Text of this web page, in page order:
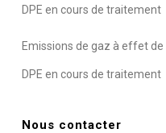
DPE en cours de traitement
Emissions de gaz à effet de
DPE en cours de traitement
Nous contacter